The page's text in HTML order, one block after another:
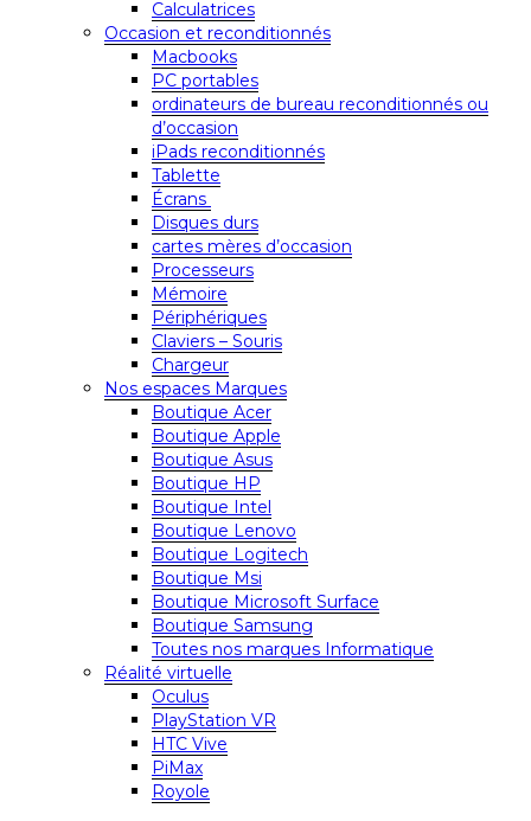
Calculatrices
Occasion et reconditionnés
Macbooks
PC portables
ordinateurs de bureau reconditionnés ou
d’occasion
iPads reconditionnés
Tablette
Écrans
Disques durs
cartes mères d’occasion
Processeurs
Mémoire
Périphériques
Claviers – Souris
Chargeur
Nos espaces Marques
Boutique Acer
Boutique Apple
Boutique Asus
Boutique HP
Boutique Intel
Boutique Lenovo
Boutique Logitech
Boutique Msi
Boutique Microsoft Surface
Boutique Samsung
Toutes nos marques Informatique
Réalité virtuelle
Oculus
PlayStation VR
HTC Vive
PiMax
Royole